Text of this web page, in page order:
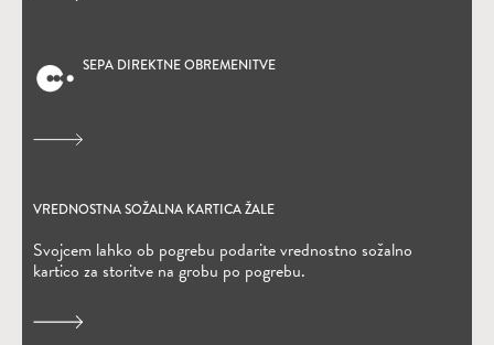
SEPA DIREKTNE OBREMENITVE
(Odpre se v novem oknu)
VREDNOSTNA SOŽALNA KARTICA ŽALE
Svojcem lahko ob pogrebu podarite vrednostno sožalno
kartico za storitve na grobu po pogrebu.
(Odpre se v novem oknu)